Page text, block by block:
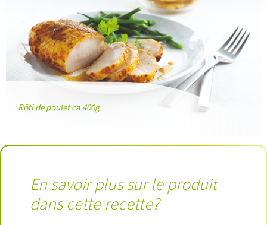
Rôti de poulet ca 400g
En savoir plus sur le produit
dans cette recette?